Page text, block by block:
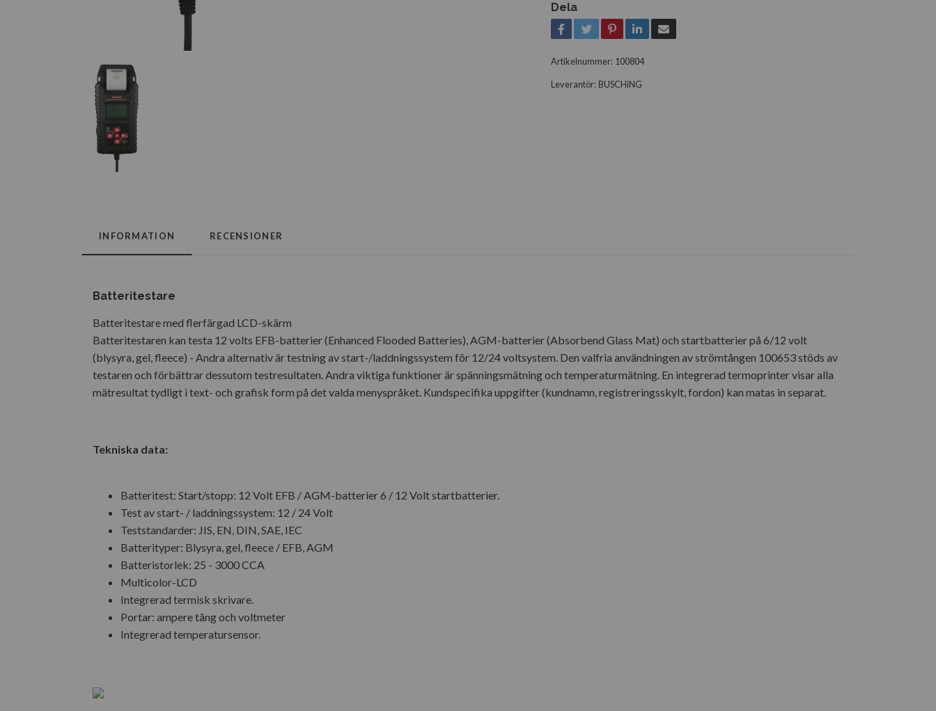
Dela
Artikelnummer: 100804
Leverantör: BUSCHiNG
INFORMATION RECENSIONER
Batteritestare
Batteritestare med flerfärgad LCD-skärm
Batteritestaren kan testa 12 volts EFB-batterier (Enhanced Flooded Batteries), AGM-batterier (Absorbend Glass Mat) och startbatterier på 6/12 volt
(blysyra, gel, fleece) - Andra alternativ är testning av start-/laddningssystem för 12/24 voltsystem. Den valfria användningen av strömtången 100653 stöds av
testaren och förbättrar dessutom testresultaten. Andra viktiga funktioner är spänningsmätning och temperaturmätning. En integrerad termoprinter visar alla
mätresultat tydligt i text- och grafisk form på det valda menyspråket. Kundspecifika uppgifter (kundnamn, registreringsskylt, fordon) kan matas in separat.
Tekniska data:
Batteritest: Start/stopp: 12 Volt EFB / AGM-batterier 6 / 12 Volt startbatterier.
Test av start- / laddningssystem: 12 / 24 Volt
Teststandarder: JIS, EN, DIN, SAE, IEC
Batterityper: Blysyra, gel, fleece / EFB, AGM
Batteristorlek: 25 - 3000 CCA
Multicolor-LCD
Integrerad termisk skrivare.
Portar: ampere tång och voltmeter
Integrerad temperatursensor.